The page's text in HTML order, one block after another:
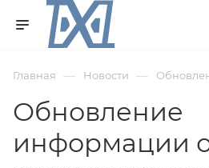
Главная — Новости —
Обновление
информации